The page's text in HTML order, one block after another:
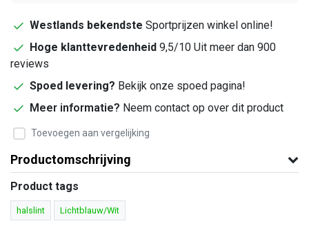
Westlands bekendste Sportprijzen winkel online!
Hoge klanttevredenheid 9,5/10 Uit meer dan 900
reviews
Spoed levering? Bekijk onze spoed pagina!
Meer informatie? Neem contact op over dit product
Toevoegen aan vergelijking
Productomschrijving
Product tags
halslint Lichtblauw/Wit